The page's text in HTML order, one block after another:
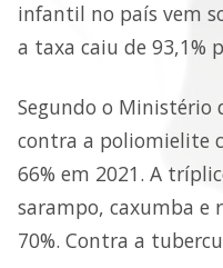
infantil no país vem
a taxa caiu de 93,1%
Segundo o Ministério
contra a poliomielite
66% em 2021. A
sarampo, caxumba e
70%. Contra a